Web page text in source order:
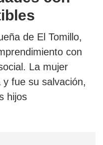
de El Tomillo,
con
La mujer
fue su salvación,
hijos